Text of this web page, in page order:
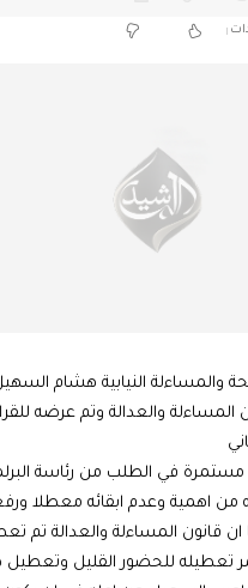
والمساءلة النيابية هشام
المساءلة والعدالة وتم عرضه
مستمرة في الطلب من رئاسة
من اهمية وعدم ابقائه معطلا
ان قانون المساءلة والعدالة تم
تعطيله للحضور القليل وتعطيل